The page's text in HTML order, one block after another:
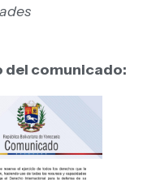
comunicado: